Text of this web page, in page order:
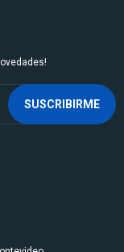
SUSCRIBIRME